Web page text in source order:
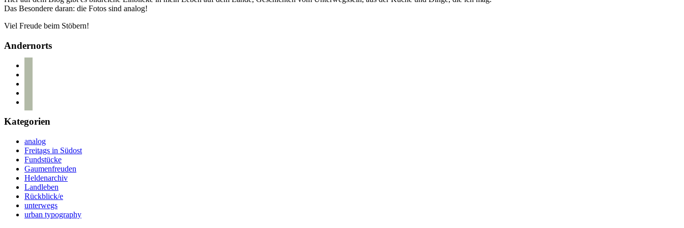
Das Besondere daran: die Fotos sind analog!
Viel Freude beim Stöbern!
Andernorts
Kategorien
analog
Freitags in Südost
Fundstücke
Gaumenfreuden
Heldenarchiv
Landleben
Rückblick/e
unterwegs
urban typography